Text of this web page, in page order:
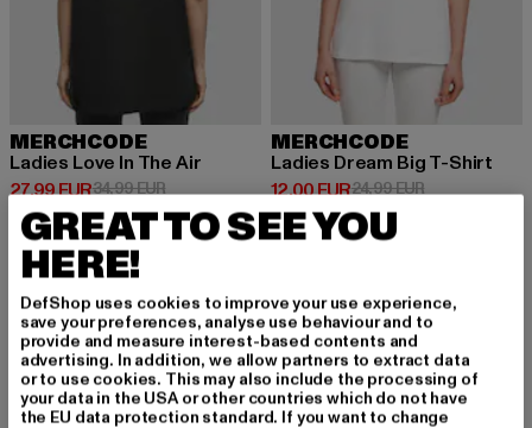
MERCHCODE
Ladies Love In The Air
27,99 EUR
Ajankohtainen hinta: 27,99 EUR
34,99 EURKampanjahinta: 34,99 EUR
MERCHCODE
Ladies Dream Big T-Shirt
12,00 EUR
Ajankohtainen hinta: 12,00 EUR
24,99 EUR
REKISTERÖIDY PYS
YÄKSESI INSPIROIT
GREAT TO SEE YOU
HERE!
DefShop uses cookies to improve your use experience,
save your preferences, analyse use behaviour and to
provide and measure interest-based contents and
advertising. In addition, we allow partners to extract data
or to use cookies. This may also include the processing of
your data in the USA or other countries which do not have
the EU data protection standard. If you want to change